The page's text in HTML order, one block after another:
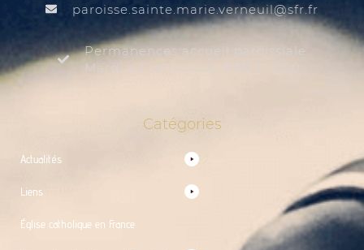
rf.rfs
@liuenrev.eiram.etnias.essiorap
Permanences accueil paroissiale
Mardi au samedi de 9:30 à 12:00
Catégories
Actualités
Liens
Église catholique en France